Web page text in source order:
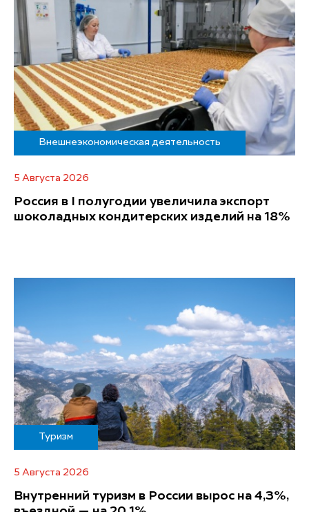
Внешнеэкономическая деятельность
5 Августа 2026
Россия в I полугодии увеличила экспорт
шоколадных кондитерских изделий на 18%
Туризм
5 Августа 2026
Внутренний туризм в России вырос на 4,3%,